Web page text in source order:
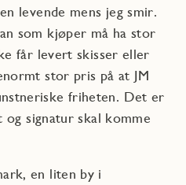
levende mens jeg smir.
som kjøper må ha stor
får levert skisser eller
stor pris på at JM
friheten. Det er
signatur skal komme
en liten by i